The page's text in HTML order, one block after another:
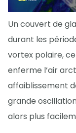
Un couvert de
durant les
vortex polaire,
enferme l’air
affaiblissement
grande
alors plus